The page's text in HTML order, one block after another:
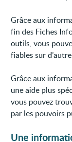
Grâce aux
fin des Fiches
outils, vous
fiables sur
Grâce aux
une aide plus
vous pouvez
par les pouvoirs
Une